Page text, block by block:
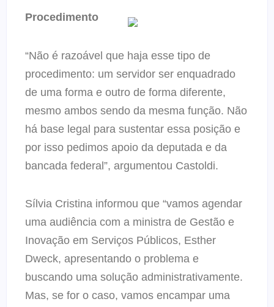
Procedimento
“Não é razoável que haja esse tipo de
procedimento: um servidor ser enquadrado
de uma forma e outro de forma diferente,
mesmo ambos sendo da mesma função. Não
há base legal para sustentar essa posição e
por isso pedimos apoio da deputada e da
bancada federal”, argumentou Castoldi.
Sílvia Cristina informou que “vamos agendar
uma audiência com a ministra de Gestão e
Inovação em Serviços Públicos, Esther
Dweck, apresentando o problema e
buscando uma solução administrativamente.
Mas, se for o caso, vamos encampar uma